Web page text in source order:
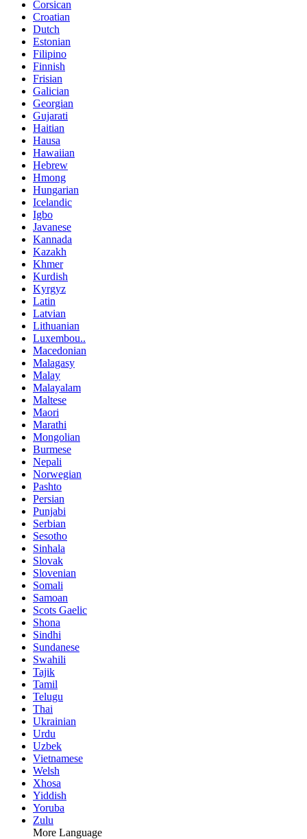
Corsican
Croatian
Dutch
Estonian
Filipino
Finnish
Frisian
Galician
Georgian
Gujarati
Haitian
Hausa
Hawaiian
Hebrew
Hmong
Hungarian
Icelandic
Igbo
Javanese
Kannada
Kazakh
Khmer
Kurdish
Kyrgyz
Latin
Latvian
Lithuanian
Luxembou..
Macedonian
Malagasy
Malay
Malayalam
Maltese
Maori
Marathi
Mongolian
Burmese
Nepali
Norwegian
Pashto
Persian
Punjabi
Serbian
Sesotho
Sinhala
Slovak
Slovenian
Somali
Samoan
Scots Gaelic
Shona
Sindhi
Sundanese
Swahili
Tajik
Tamil
Telugu
Thai
Ukrainian
Urdu
Uzbek
Vietnamese
Welsh
Xhosa
Yiddish
Yoruba
Zulu
More Language